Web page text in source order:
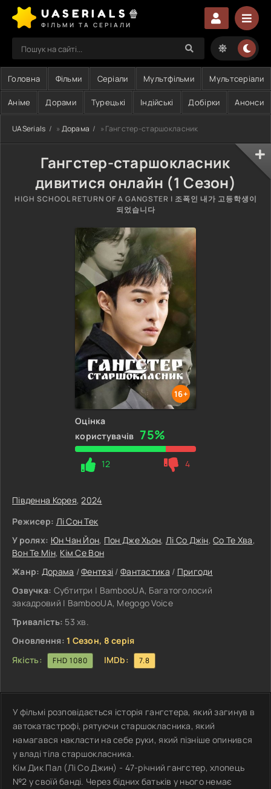
UASERIALS🍿
ФІЛЬМИ ТА СЕРІАЛИ
Головна Фільми Серіали Мультфільми Мультсеріали
Аніме Дорами Турецькі Індійські Добірки Анонси
UASerials » Дорама » Гангстер-старшокласник
Гангстер-старшокласник
дивитися онлайн (1 Сезон)
HIGH SCHOOL RETURN OF A GANGSTER | 조폭인 내가 고등학생이
되었습니다
16+
Оцінка
користувачів 75%
12 4
Південна Корея,2024
Режисер: Лі Сон Тек
У ролях: Юн Чан Йон, Пон Дже Хьон, Лі Со Джін,Со Те Хва,
Вон Те Мін, Кім Се Вон
Жанр: Дорама /Фентезі /Фантастика / Пригоди
Озвучка: Субтитри | BambooUA, Багатоголосий
закадровий | BambooUA, Megogo Voice
Тривалість: 53 хв.
Оновлення: 1 Сезон, 8 серія
Якість:
FHD 1080 IMDb: 7.8
У фільмі розповідається історія гангстера, який загинув в
автокатастрофі, рятуючи старшокласника, який
намагався накласти на себе руки, який пізніше опинився
у владі тіла старшокласника.
Кім Дик Пал (Лі Со Джин) - 47-річний гангстер, хлопець
№2 у своїй банді. Через бідних батьків у нього немає